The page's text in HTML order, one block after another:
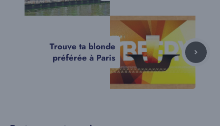
Trouve ta blonde
préférée à Paris